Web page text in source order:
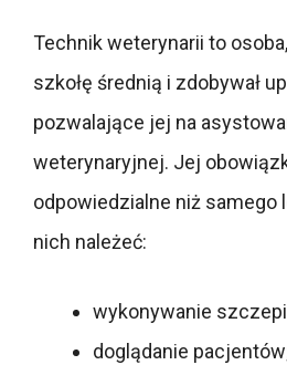
Technik weterynarii to
szkołę średnią i zdobywał
pozwalające jej na
weterynaryjnej. Jej
odpowiedzialne niż samego
nich należeć:
wykonywanie
doglądanie